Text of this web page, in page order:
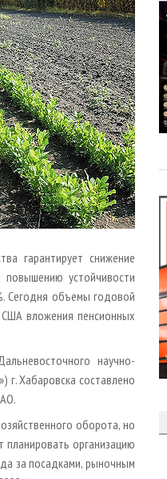
гарантирует снижение
повышению устойчивости
Сегодня объемы годовой
вложения пенсионных
научно­
г. Хабаровска составлено
оборота, но
организацию
за посадками, рыночным